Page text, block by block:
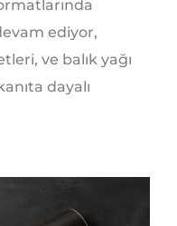
ediyor,
ve balık yağı
dayalı